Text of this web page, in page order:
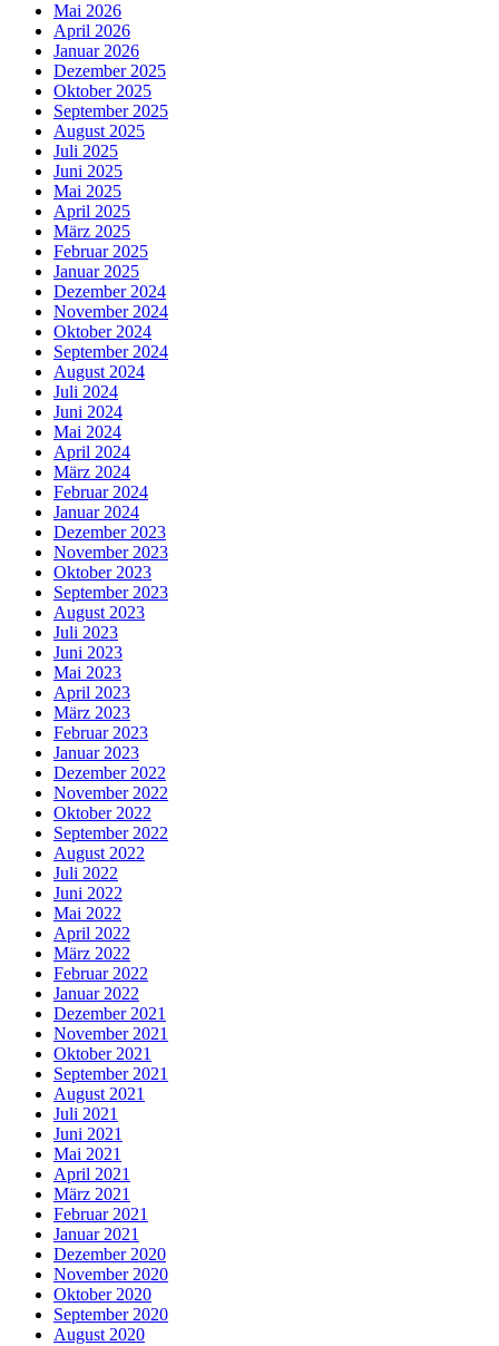
Mai 2026
April 2026
Januar 2026
Dezember 2025
Oktober 2025
September 2025
August 2025
Juli 2025
Juni 2025
Mai 2025
April 2025
März 2025
Februar 2025
Januar 2025
Dezember 2024
November 2024
Oktober 2024
September 2024
August 2024
Juli 2024
Juni 2024
Mai 2024
April 2024
März 2024
Februar 2024
Januar 2024
Dezember 2023
November 2023
Oktober 2023
September 2023
August 2023
Juli 2023
Juni 2023
Mai 2023
April 2023
März 2023
Februar 2023
Januar 2023
Dezember 2022
November 2022
Oktober 2022
September 2022
August 2022
Juli 2022
Juni 2022
Mai 2022
April 2022
März 2022
Februar 2022
Januar 2022
Dezember 2021
November 2021
Oktober 2021
September 2021
August 2021
Juli 2021
Juni 2021
Mai 2021
April 2021
März 2021
Februar 2021
Januar 2021
Dezember 2020
November 2020
Oktober 2020
September 2020
August 2020